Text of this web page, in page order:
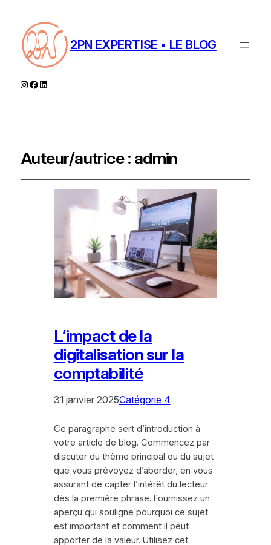
2PN EXPERTISE • LE BLOG
Instagram
Facebook
LinkedIn
Auteur/autrice : admin
L’impact de la
digitalisation sur la
comptabilité
31 janvier 2025Catégorie 4
Ce paragraphe sert d’introduction à
votre article de blog. Commencez par
discuter du thème principal ou du sujet
que vous prévoyez d’aborder, en vous
assurant de capter l’intérêt du lecteur
dès la première phrase. Fournissez un
aperçu qui souligne pourquoi ce sujet
est important et comment il peut
apporter de la valeur. Utilisez cet